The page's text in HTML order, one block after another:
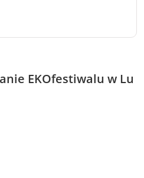
EKOfestiwalu w Lu